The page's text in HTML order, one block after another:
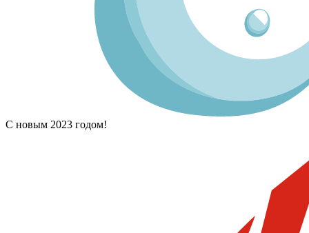
С новым 2023 годом!